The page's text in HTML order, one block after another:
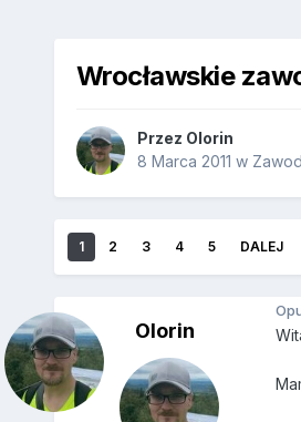
Wrocławskie
Przez Olorin
8 Marca 2011 w
1 2 3 4 5 DALEJ
Olorin